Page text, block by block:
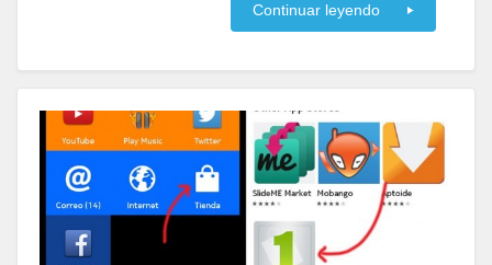
Continuar leyendo